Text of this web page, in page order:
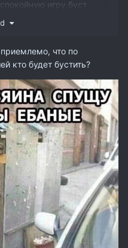
игру,буст
собрать
замесы всем
устраивает не
тагнуться,мы играем
что по
кто будет бустить?